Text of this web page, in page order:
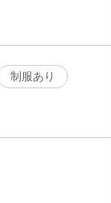
制服あり